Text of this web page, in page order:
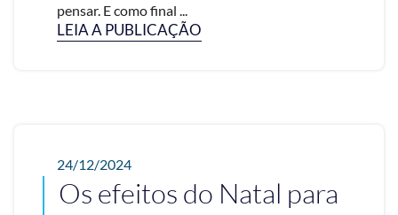
pensar. E como final ...
LEIA A PUBLICAÇÃO
24/12/2024
Os efeitos do Natal para